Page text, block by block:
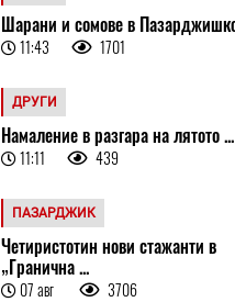
Шарани и сомове в
11:43 1701
ДРУГИ
Намаление в разгара на лятото ...
11:11 439
ПАЗАРДЖИК
Четиристотин нови стажанти в
„Гранична ...
07 авг 3706